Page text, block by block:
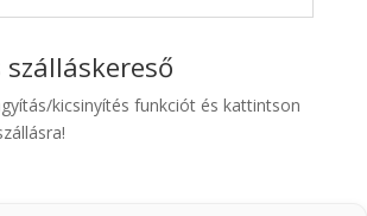
szálláskereső
kicsinyítés funkciót és kattintson